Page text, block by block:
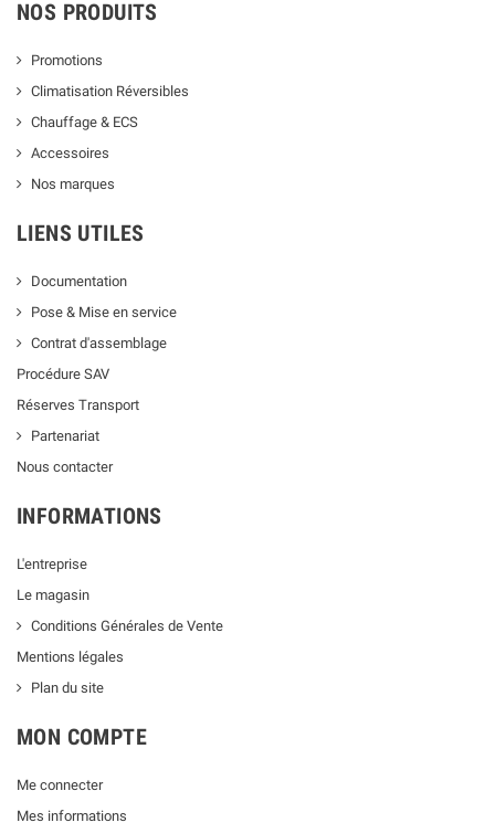
NOS PRODUITS
Promotions
Climatisation Réversibles
Chauffage & ECS
Accessoires
Nos marques
LIENS UTILES
Documentation
Pose & Mise en service
Contrat d'assemblage
Procédure SAV
Réserves Transport
Partenariat
Nous contacter
INFORMATIONS
L'entreprise
Le magasin
Conditions Générales de Vente
Mentions légales
Plan du site
MON COMPTE
Me connecter
Mes informations